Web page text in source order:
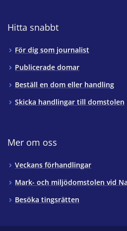
Hitta snabbt
För dig som journalist
Publicerade domar
Beställ en dom eller handling
Skicka handlingar till domstolen
Mer om oss
Veckans förhandlingar
Mark- och miljödomstolen vid
Besöka tingsrätten